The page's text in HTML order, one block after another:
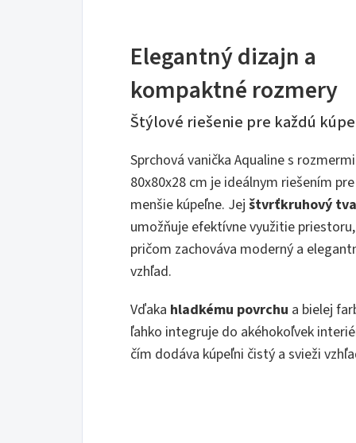
Elegantný dizajn a
kompaktné rozmery
Štýlové riešenie pre každú
Sprchová vanička Aqualine s rozmermi
80x80x28 cm je ideálnym riešením pre
menšie kúpeľne. Jej štvrťkruhový
umožňuje efektívne využitie priestoru,
pričom zachováva moderný a
vzhľad.
Vďaka hladkému povrchu a bielej
ľahko integruje do akéhokoľvek
čím dodáva kúpeľni čistý a svieži